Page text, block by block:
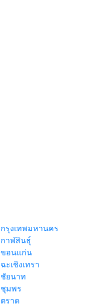
กรุงเทพมหานคร
กาฬสินธุ์
ขอนแก่น
ฉะเชิงเทรา
ชัยนาท
ชุมพร
ตราด